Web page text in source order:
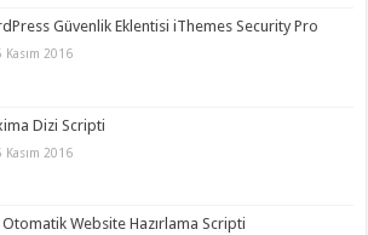
Güvenlik Eklentisi iThemes Security Pro
Kasım 2016
Dizi Scripti
Kasım 2016
Otomatik Website Hazırlama Scripti